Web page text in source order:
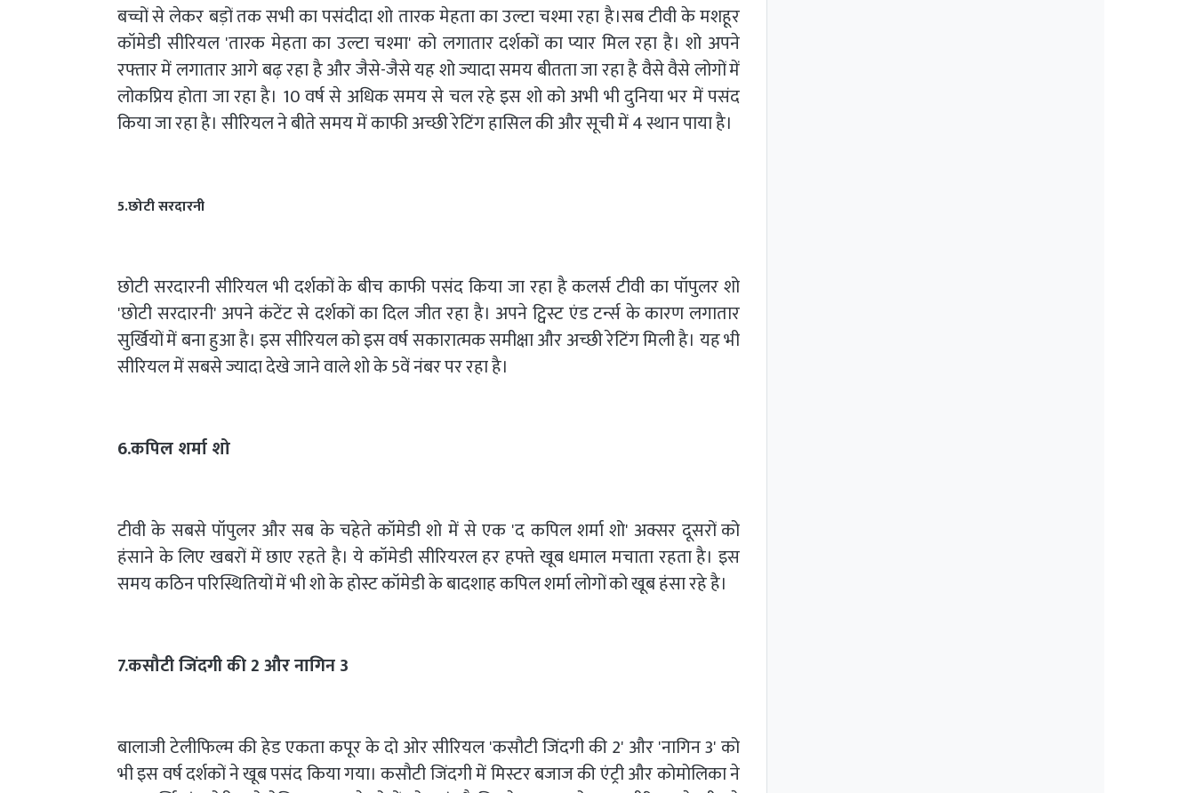
बच्चों से लेकर बड़ों तक सभी का पसंदीदा शो तारक मेहता का उल्टा चश्मा रहा है।सब टीवी के मशहूर
कॉमेडी सीरियल 'तारक मेहता का उल्टा चश्मा' को लगातार दर्शकों का प्यार मिल रहा है। शो अपने
रफ्तार में लगातार आगे बढ़ रहा है और जैसे-जैसे यह शो ज्यादा समय बीतता जा रहा है वैसे वैसे लोगों में
लोकप्रिय होता जा रहा है। 10 वर्ष से अधिक समय से चल रहे इस शो को अभी भी दुनिया भर में पसंद
किया जा रहा है। सीरियल ने बीते समय में काफी अच्छी रेटिंग हासिल की और सूची में 4 स्थान पाया है।
5.छोटी सरदारनी
छोटी सरदारनी सीरियल भी दर्शकों के बीच काफी पसंद किया जा रहा है कलर्स टीवी का पॉपुलर शो
'छोटी सरदारनी' अपने कंटेंट से दर्शकों का दिल जीत रहा है। अपने ट्विस्ट एंड टर्न्स के कारण लगातार
सुर्खियों में बना हुआ है। इस सीरियल को इस वर्ष सकारात्मक समीक्षा और अच्छी रेटिंग मिली है। यह भी
सीरियल में सबसे ज्यादा देखे जाने वाले शो के 5वें नंबर पर रहा है।
6.कपिल शर्मा शो
टीवी के सबसे पॉपुलर और सब के चहेते कॉमेडी शो में से एक 'द कपिल शर्मा शो' अक्सर दूसरों को
हंसाने के लिए खबरों में छाए रहते है। ये कॉमेडी सीरियरल हर हफ्ते खूब धमाल मचाता रहता है। इस
समय कठिन परिस्थितियों में भी शो के होस्ट कॉमे‍डी के बादशाह कपिल शर्मा लोगों को खूब हंसा रहे है।
7.कसौटी जिंदगी की 2 और नागिन 3
बालाजी टेलीफिल्म की हेड एकता कपूर के दो ओर सीरियल 'कसौटी जिंदगी की 2' और 'नागिन 3' को
भी इस वर्ष दर्शकों ने खूब पसंद किया गया। कसौटी जिंदगी में मिस्टर बजाज की एंट्री और कोमोलिका ने